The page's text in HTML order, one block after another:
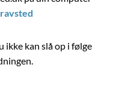
ikke kan slå op i følge